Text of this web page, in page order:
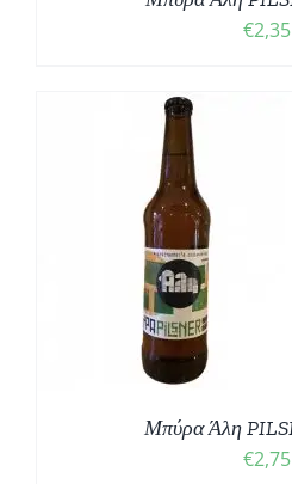
€2,35
Μπύρα Άλη
€2,75